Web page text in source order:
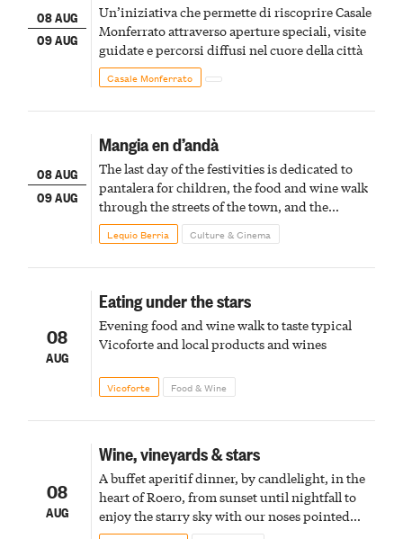
08 AUG
09 AUG
Un’iniziativa che permette di riscoprire Casale
Monferrato attraverso aperture speciali, visite
guidate e percorsi diffusi nel cuore della città
Casale Monferrato
08 AUG
09 AUG
Mangia en d’andà
The last day of the festivities is dedicated to
pantalera for children, the food and wine walk
through the streets of the town, and the
fireworks finale
Lequio Berria Culture & Cinema
08
AUG
Eating under the stars
Evening food and wine walk to taste typical
Vicoforte and local products and wines
Vicoforte Food & Wine
08
AUG
Wine, vineyards & stars
A buffet aperitif dinner, by candlelight, in the
heart of Roero, from sunset until nightfall to
enjoy the starry sky with our noses pointed
upward